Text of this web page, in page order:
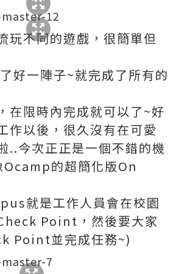
玩不同的遊戲，很簡單但
好一陣子~就完成了所有的
在限時內完成就可以了~好
作以後，很久沒有在可愛
..今次正正是一個不錯的機
Ocamp的超簡化版On
就是工作人員會在校園
Point，然後要大家
Point並完成任務~)